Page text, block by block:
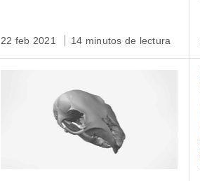
22 feb 2021 14 minutos de lectura